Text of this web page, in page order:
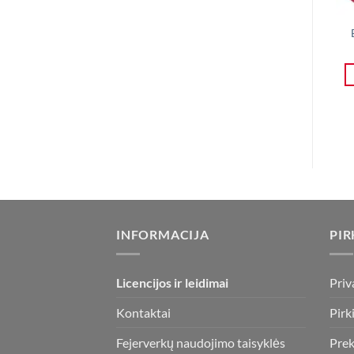
INFORMACIJA
Licencijos ir leidimai
Kontaktai
Fejerverkų naudojimo taisyklės